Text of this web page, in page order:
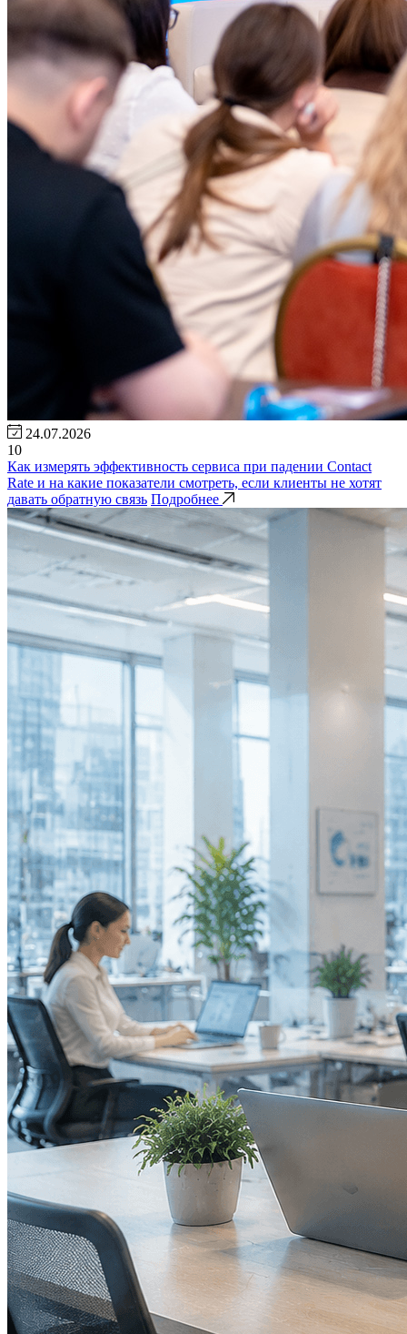
24.07.2026
10
Как измерять эффективность сервиса при падении Contact
Rate и на какие показатели смотреть, если клиенты не хотят
давать обратную связь Подробнее